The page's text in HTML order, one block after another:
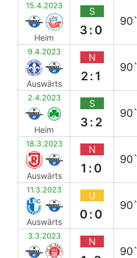
15.4.2023
Heim
S
3:0
90`
9.4.2023
Auswärts
N
2:1
90`
2.4.2023
Heim
S
3:2
90`
18.3.2023
Auswärts
N
1:0
90`
11.3.2023
Auswärts
U
0:0
90`
3.3.2023 N
90`